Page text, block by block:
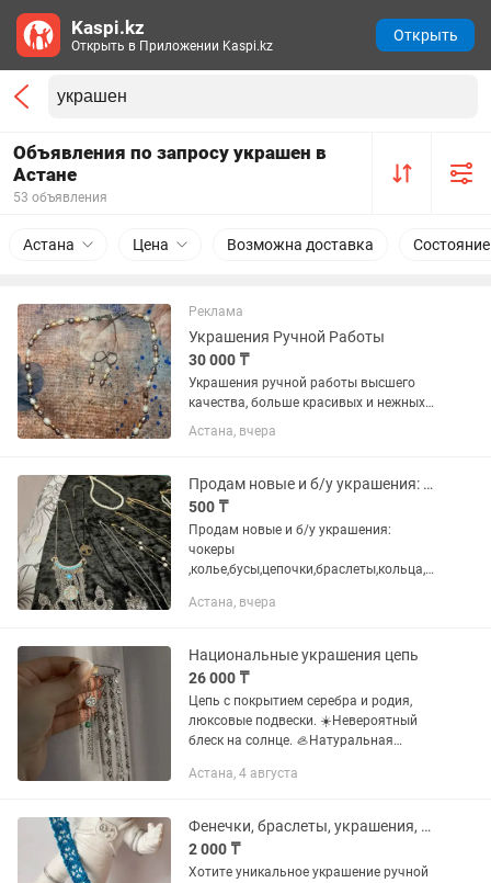
Объявления по запросу украшен в
Астане
53 объявления
Астана Цена Возможна доставка Состояние
Реклама
Украшения Ручной Работы
30 000 ₸
Украшения ручной работы высшего
качества, больше красивых и нежных
украшений на инстаграмме
Шкутанские Украшения
Астана, вчера
Продам новые и б/у украшения: чокеры ,колье,бусы,цепочки
500 ₸
Продам новые и б/у украшения:
чокеры
,колье,бусы,цепочки,браслеты,кольца,б
до 2500т.Продаю дешево в связи с
объявления.
Астана, вчера
Национальные украшения цепь
26 000 ₸
Цепь с покрытием серебра и родия,
люксовые подвески. ☀️Невероятный
блеск на солнце. 🦪Натуральная
Казахские символы придали
Можно носить...
Астана, 4 августа
Фенечки, браслеты, украшения, ручной работы в ассортименте и на заказ
2 000 ₸
Хотите уникальное украшение ручной
Kaspi.kz
Открыть в Приложении Kaspi.kz
Открыть